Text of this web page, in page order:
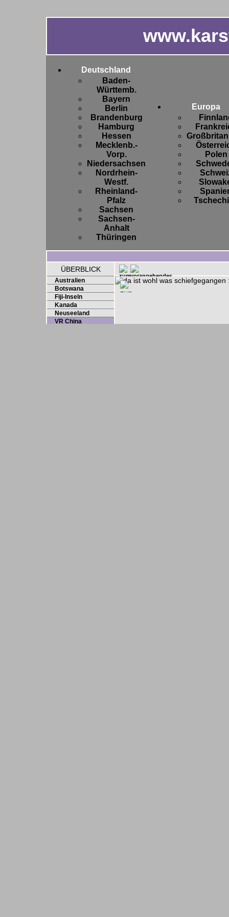
Deutschland
Baden-
Württemb.
Bayern
Berlin
Brandenburg
Hamburg
Hessen
Mecklenb.-
Vorp.
Niedersachsen
Nordrhein-
Westf.
Rheinland-
Pfalz
Sachsen
Sachsen-
Anhalt
Thüringen
Europa
Polen
ÜBERBLICK
Australien
Botswana
Fiji-Inseln
Kanada
Neuseeland
VR China